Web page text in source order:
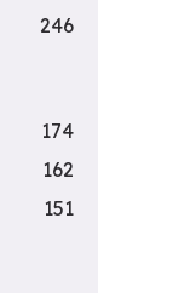
246
174
162
151